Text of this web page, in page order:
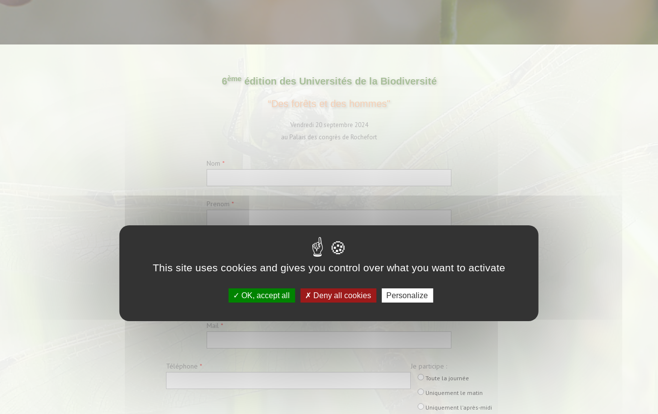
6èmeédition des Universités de la Biodiversité
“Des forêts et des hommes"
Vendredi 20 septembre 2024
au Palais des congrès de Rochefort
Nom *
Prenom *
Mail *
Téléphone * Je participe :
Toute la journée
Uniquement le matin
Uniquement l'après-midi
This site uses cookies and gives you control over what you want to activate
OK, accept all Deny all cookies Personalize